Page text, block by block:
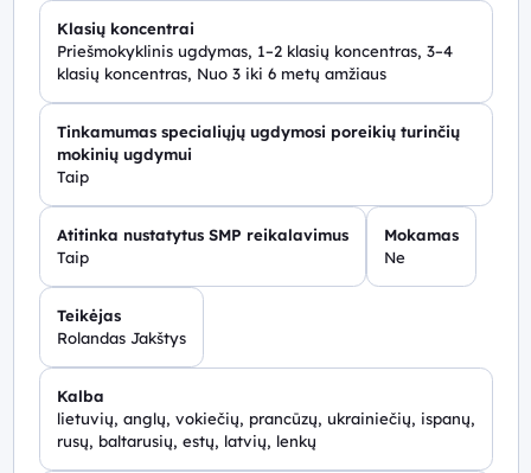
Klasių koncentrai
Priešmokyklinis ugdymas, 1–2 klasių koncentras, 3–4
klasių koncentras, Nuo 3 iki 6 metų amžiaus
Tinkamumas specialiųjų ugdymosi poreikių turinčių
mokinių ugdymui
Taip
Atitinka nustatytus SMP reikalavimus
Taip
Mokamas
Ne
Teikėjas
Rolandas Jakštys
Kalba
lietuvių, anglų, vokiečių, prancūzų, ukrainiečių, ispanų,
rusų, baltarusių, estų, latvių, lenkų